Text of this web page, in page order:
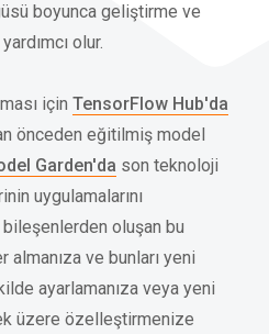
boyunca geliştirme ve
olur.
için TensorFlow Hub'da
önceden eğitilmiş model
Garden'da son teknoloji
uygulamalarını
oluşan bu
almanıza ve bunları yeni
ayarlamanıza veya yeni
üzere özelleştirmenize